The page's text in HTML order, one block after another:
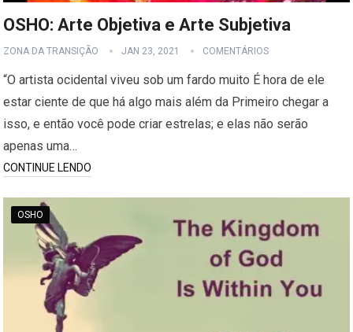
OSHO: Arte Objetiva e Arte Subjetiva
ZONA DA TRANSIÇÃO JAN 23, 2021 COMENTÁRIOS
“O artista ocidental viveu sob um fardo muito É hora de ele
estar ciente de que há algo mais além da Primeiro chegar a
isso, e então você pode criar estrelas; e elas não serão
apenas uma…
CONTINUE LENDO
OSHO